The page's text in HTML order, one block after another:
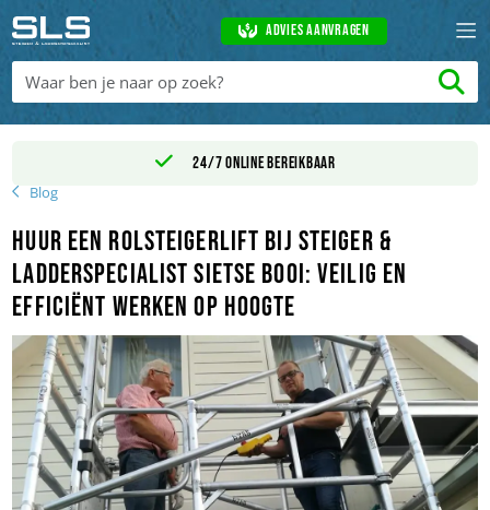
Advies aanvragen
24/7 online bereikbaar
Blog
Huur een Rolsteigerlift bij Steiger &
Ladderspecialist Sietse Booi: Veilig en
Efficiënt Werken op Hoogte